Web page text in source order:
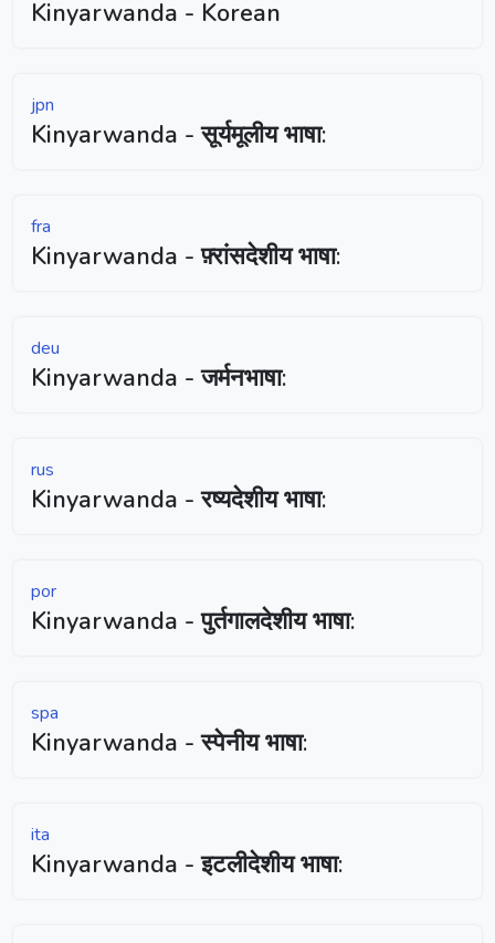
Kinyarwanda - Korean
jpn
Kinyarwanda - सूर्यमूलीय भाषा:
fra
Kinyarwanda - फ़्रांसदेशीय भाषा:
deu
Kinyarwanda - जर्मनभाषा:
rus
Kinyarwanda - रष्यदेशीय भाषा:
por
Kinyarwanda - पुर्तगालदेशीय भाषा:
spa
Kinyarwanda - स्पेनीय भाषा:
ita
Kinyarwanda - इटलीदेशीय भाषा: